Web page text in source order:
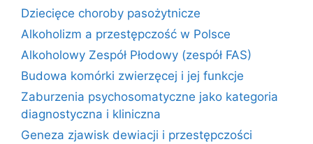
Dziecięce choroby pasożytnicze
Alkoholizm a przestępczość w Polsce
Alkoholowy Zespół Płodowy (zespół FAS)
Budowa komórki zwierzęcej i jej funkcje
Zaburzenia psychosomatyczne jako kategoria
diagnostyczna i kliniczna
Geneza zjawisk dewiacji i przestępczości